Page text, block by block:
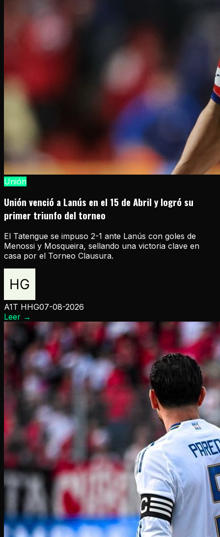
Unión
Unión venció a Lanús en el 15 de Abril y logró su
primer triunfo del torneo
El Tatengue se impuso 2-1 ante Lanús con goles de
Menossi y Mosqueira, sellando una victoria clave en
casa por el Torneo Clausura.
A1T HHG07-08-2026
Leer →